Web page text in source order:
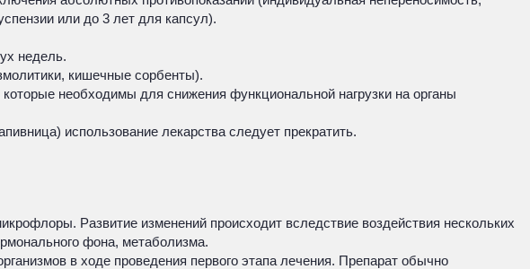
или до 3 лет для капсул).
недель.
кишечные сорбенты).
необходимы для снижения функциональной нагрузки на органы
использование лекарства следует прекратить.
Развитие изменений происходит вследствие воздействия нескольких
фона, метаболизма.
в ходе проведения первого этапа лечения. Препарат обычно